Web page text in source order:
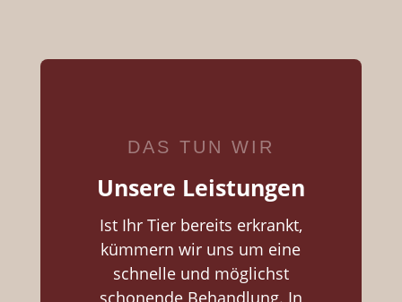
DAS TUN WIR
Unsere Leistungen
Ist Ihr Tier bereits erkrankt,
kümmern wir uns um eine
schnelle und möglichst
schonende Behandlung. In